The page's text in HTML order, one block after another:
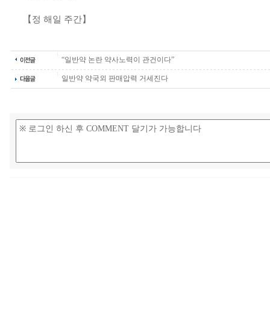
【정 해일 주간】
“일반약 논란 약사노력이 관건이다”
일반약 약국외 판매압력 거세진다